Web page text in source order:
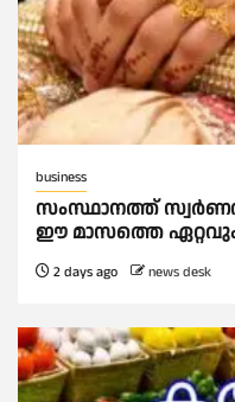
business
സംസ്ഥാനത്ത്
ഈ മാസത്തെ ഏറ്റവും
2 days ago news desk